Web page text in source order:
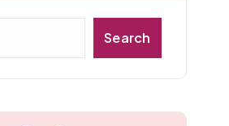
Search